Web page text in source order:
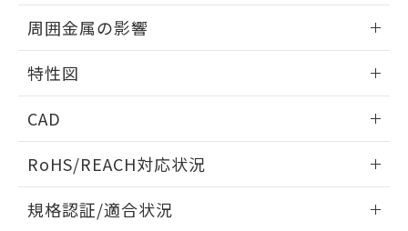
出力段回路図
相互干渉
A: 160mm以上、B: 120mm以上
周囲金属の影響
周囲金属の影響
特性図
検出物体の大きさと材質による影響
CAD
ドすることができます。
RoHS/REACH対応状況
規格認証/適合状況
物質の対応では、対応完了までの期間は出
荷製品に未対応品が混在することから備考
欄に対応日を記載しておりました。
既に当社にて対応品への在庫切替を完了
していることから、特段のことがない限